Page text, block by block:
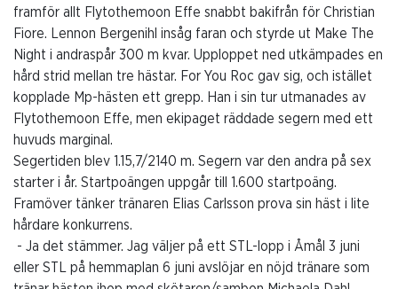
framför allt Flytothemoon Effe snabbt bakifrån för Christian
Fiore. Lennon Bergenihl insåg faran och styrde ut Make The
Night i andraspår 300 m kvar. Upploppet ned utkämpades en
hård strid mellan tre hästar. For You Roc gav sig, och istället
kopplade Mp-hästen ett grepp. Han i sin tur utmanades av
Flytothemoon Effe, men ekipaget räddade segern med ett
huvuds marginal.
Segertiden blev 1.15,7/2140 m. Segern var den andra på sex
starter i år. Startpoängen uppgår till 1.600 startpoäng.
Framöver tänker tränaren Elias Carlsson prova sin häst i lite
hårdare konkurrens.
- Ja det stämmer. Jag väljer på ett STL-lopp i Åmål 3 juni
eller STL på hemmaplan 6 juni avslöjar en nöjd tränare som